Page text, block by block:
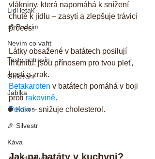
Lidl letak
🍂 Podzim
Nevím co vařit
Testy potravin
Grilování
Jablka
🥥 Kokos
🎉 Silvestr
Káva
vlákniny, která napomáhá k snížení
chutě k jídlu – zasytí a zlepšuje trávicí
proces.
Látky obsažené v batátech posilují
imunitu, jsou přínosem pro tvou pleť,
kosti a zrak.
Betakaroten v batátech pomáhá v boji
proti rakovině.
Pektin – snižuje cholesterol.
Jak na batáty v kuchyni?